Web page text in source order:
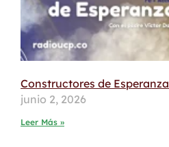
Constructores de Esperanza
junio 2, 2026
Leer Más »